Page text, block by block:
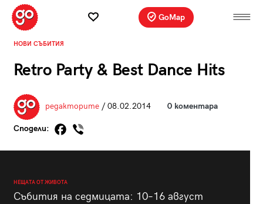
GoMap
НОВИ СЪБИТИЯ
Retro Party & Best Dance Hits
редакторите/ 08.02.2014 0 коментара
Сподели:
НЕЩАТА ОТ ЖИВОТА
Събития на седмицата: 10–16 август